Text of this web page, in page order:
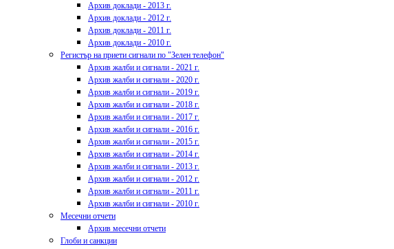
Архив доклади - 2013 г.
Архив доклади - 2012 г.
Архив доклади - 2011 г.
Архив доклади - 2010 г.
Регистър на приети сигнали по "Зелен телефон"
Архив жалби и сигнали - 2021 г.
Архив жалби и сигнали - 2020 г.
Архив жалби и сигнали - 2019 г.
Архив жалби и сигнали - 2018 г.
Архив жалби и сигнали - 2017 г.
Архив жалби и сигнали - 2016 г.
Архив жалби и сигнали - 2015 г.
Архив жалби и сигнали - 2014 г.
Архив жалби и сигнали - 2013 г.
Архив жалби и сигнали - 2012 г.
Архив жалби и сигнали - 2011 г.
Архив жалби и сигнали - 2010 г.
Месечни отчети
Архив месечни отчети
Глоби и санкции